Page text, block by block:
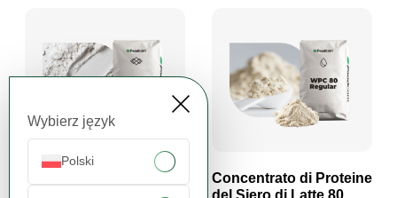
Wybierz język
Polski
200 Mesh (Scadenza
Concentrato di Proteine
del Siero di Latte 80